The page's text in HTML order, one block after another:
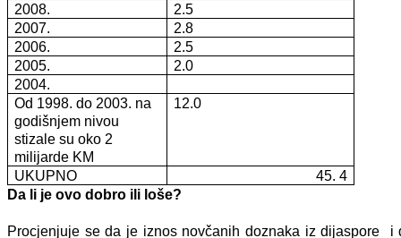
2008.
2.5
2007.
2.8
2006.
2.5
2005.
2.0
2004.
Od 1998. do 2003. na
godišnjem nivou
stizale su oko 2
milijarde KM
12.0
UKUPNO
45. 4
Da li je ovo dobro ili loše?
Procjenjuje se da je iznos novčanih doznaka iz dijaspore i